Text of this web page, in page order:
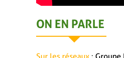
ON EN PARLE
Sur les réseaux : Groupe